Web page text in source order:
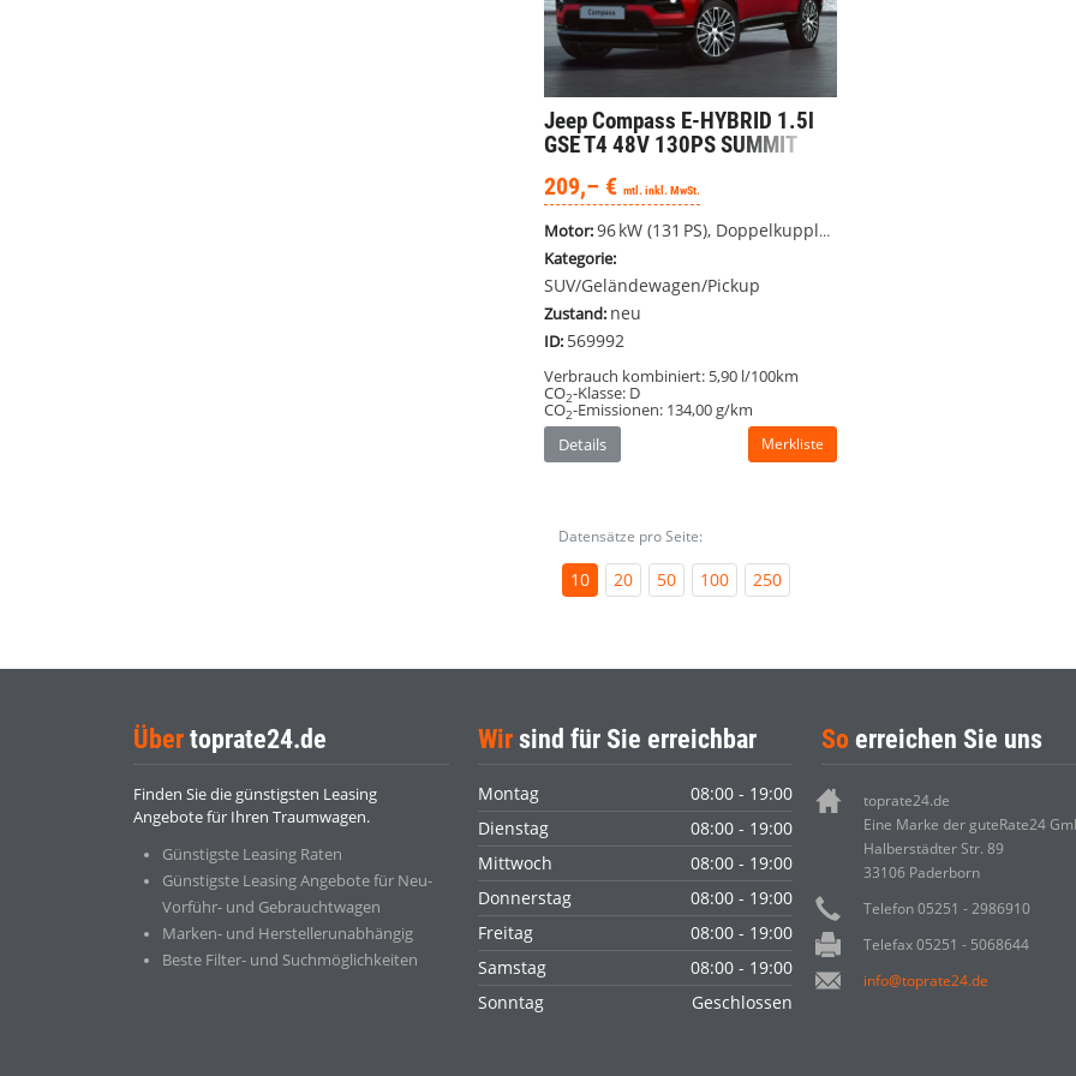
Jeep Compass E-HYBRID 1.5l
GSE T4 48V 130PS SUMMIT
209,– € mtl. inkl. MwSt.
Motor:96 kW (131 PS), Doppelkupplungsgetriebe (DSG), Frontantrieb
Kategorie:
SUV/Geländewagen/Pickup
Zustand: neu
ID: 569992
Verbrauch kombiniert: 5,90 l/100km
CO2-Klasse: D
CO2-Emissionen: 134,00 g/km
Details
Merkliste
Datensätze pro Seite:
10 20 50 100 250
Über toprate24.de
Finden Sie die günstigsten Leasing
Angebote für Ihren Traumwagen.
Günstigste Leasing Raten
Günstigste Leasing Angebote für Neu-
Vorführ- und Gebrauchtwagen
Marken- und Herstellerunabhängig
Beste Filter- und Suchmöglichkeiten
Wirsind für Sie erreichbar
Montag
08:00 - 19:00
Dienstag
08:00 - 19:00
Mittwoch
08:00 - 19:00
Donnerstag
08:00 - 19:00
Freitag
08:00 - 19:00
Samstag
08:00 - 19:00
Sonntag
Geschlossen
So erreichen Sie uns
toprate24.de
Eine Marke der guteRate24
Halberstädter Str. 89
33106 Paderborn
Telefon 05251 - 2986910
Telefax 05251 - 5068644
info@toprate24.de